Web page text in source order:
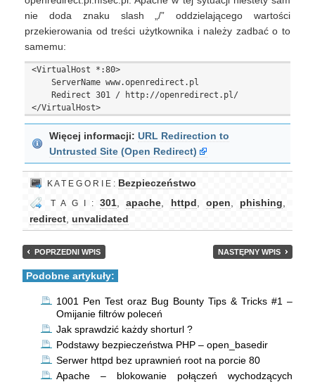
nie doda znaku slash „/” oddzielającego wartości
przekierowania od treści użytkownika i należy zadbać o to
samemu:
<VirtualHost *:80>
Więcej informacji: URL Redirection to
Untrusted Site (Open Redirect)
K A T E G O R I E : Bezpieczeństwo
T A G I : 301 ,apache httpd open phishing
redirect unvalidated
POPRZEDNI WPIS NASTĘPNY WPIS
Podobne artykuły:
1001 Pen Test oraz Bug Bounty Tips & Tricks #1 –
Omijanie filtrów poleceń
Jak sprawdzić każdy shorturl ?
Podstawy bezpieczeństwa PHP – open_basedir
Serwer httpd bez uprawnień root na porcie 80
Apache – blokowanie połączeń wychodzących